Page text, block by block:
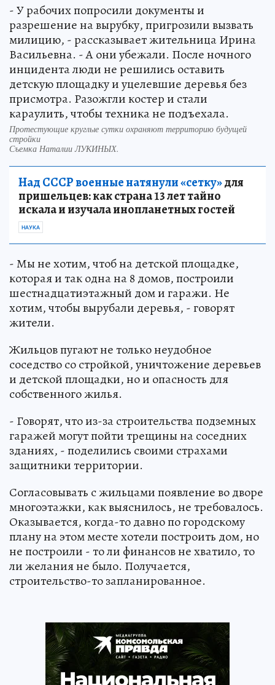
- У рабочих попросили документы и
разрешение на вырубку, пригрозили вызвать
милицию, - рассказывает жительница Ирина
Васильевна. - А они убежали. После ночного
инцидента люди не решились оставить
детскую площадку и уцелевшие деревья без
присмотра. Разожгли костер и стали
караулить, чтобы техника не подъехала.
Протестующие круглые сутки охраняют территорию будущей
стройки
Съемка Наталии ЛУКИНЫХ.
Над СССР военные натянули «сетку»для
пришельцев: как страна 13 лет тайно
искала и изучала инопланетных гостей
НАУКА
- Мы не хотим, чтоб на детской площадке,
которая и так одна на 8 домов, построили
шестнадцатиэтажный дом и гаражи. Не
хотим, чтобы вырубали деревья, - говорят
жители.
Жильцов пугают не только неудобное
соседство со стройкой, уничтожение деревьев
и детской площадки, но и опасность для
собственного жилья.
- Говорят, что из-за строительства подземных
гаражей могут пойти трещины на соседних
зданиях, - поделились своими страхами
защитники территории.
Согласовывать с жильцами появление во дворе
многоэтажки, как выяснилось, не требовалось.
Оказывается, когда-то давно по городскому
плану на этом месте хотели построить дом, но
не построили - то ли финансов не хватило, то
ли желания не было. Получается,
строительство-то запланированное.